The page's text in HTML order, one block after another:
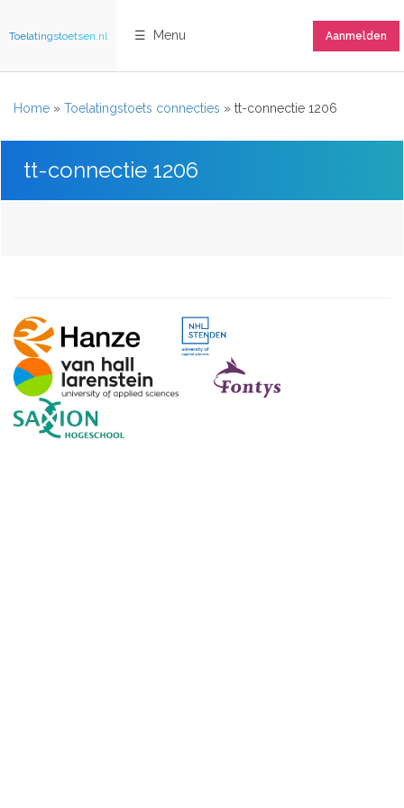
Toelatingstoetsen.nl ☰ Menu Aanmelden
Home » Toelatingstoets connecties » tt-connectie 1206
tt-connectie 1206